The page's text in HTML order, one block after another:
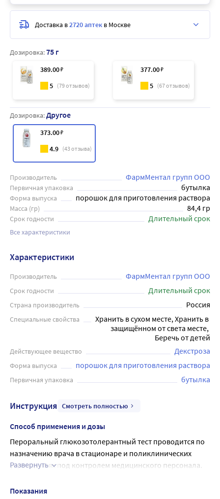
Дозировка:75 г
389.00₽
5 (79отзывов)
377.00₽
5 (67отзывов)
Дозировка:Другое
373.00₽
4.9 (43отзыва)
Производитель ФармМентал групп ООО
Первичная упаковка бутылка
Форма выпуска порошок для приготовления раствора
Масса (гр) 84,4 гр
Срок годности Длительный срок
Все характеристики
Доставка в2720 аптек в Москве
Характеристики
Производитель ФармМентал групп ООО
Срок годности Длительный срок
Страна производитель Россия
Специальные свойства
Хранить в сухом месте, Хранить в
защищённом от света месте,
Беречь от детей
Действующее вещество Декстроза
Форма выпуска порошок для приготовления раствора
Первичная упаковка бутылка
Инструкция Смотреть полностью
Способ применения и дозы
Пероральный глюкозотолерантный тест проводится по
назначению врача в стационаре и поликлинических
учреждениях под контролем медицинского персонала.
75 г декстрозы (82,5 г декстрозы моногидрата)
Развернуть
Показания